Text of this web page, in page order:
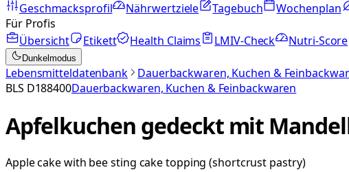
Geschmacksprofil
Nährwertziele Tagebuch Wochenplan
Für Profis
Übersicht
Etikett Health Claims LMIV-Check Nutri-Score
Dunkelmodus
Lebensmitteldatenbank Dauerbackwaren, Kuchen &
BLS D188400Dauerbackwaren, Kuchen & Feinbackwaren
Apfelkuchen gedeckt mit
Apple cake with bee sting cake topping (shortcrust pastry)